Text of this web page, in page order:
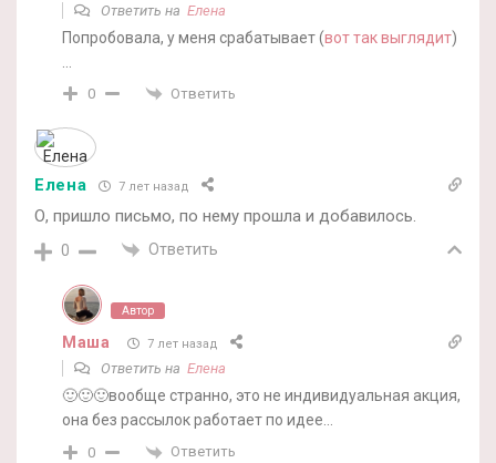
Ответить на Елена
Попробовала, у меня срабатывает (вот так выглядит)
0 Ответить
Елена 7 лет назад
О, пришло письмо, по нему прошла и добавилось.
0 Ответить
Автор
Маша 7 лет назад
Ответить на Елена
🙂🙂🙂вообще странно, это не индивидуальная акция,
она без рассылок работает по идее…
0 Ответить